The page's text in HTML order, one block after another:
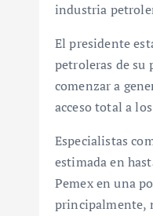
industria
El presidente
petroleras de su
comenzar a
acceso total a
Especialistas
estimada en
Pemex en una
principalmente,